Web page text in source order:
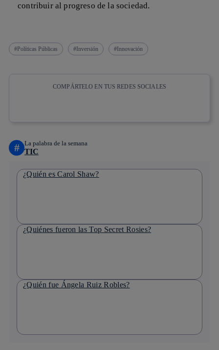
contribuir al progreso de la sociedad.
Políticas Públicas Inversión Innovación
COMPÁRTELO EN TUS REDES SOCIALES
# La palabra de la semana
TIC
¿Quién es Carol Shaw?
¿Quiénes fueron las Top Secret Rosies?
¿Quién fue Ángela Ruiz Robles?